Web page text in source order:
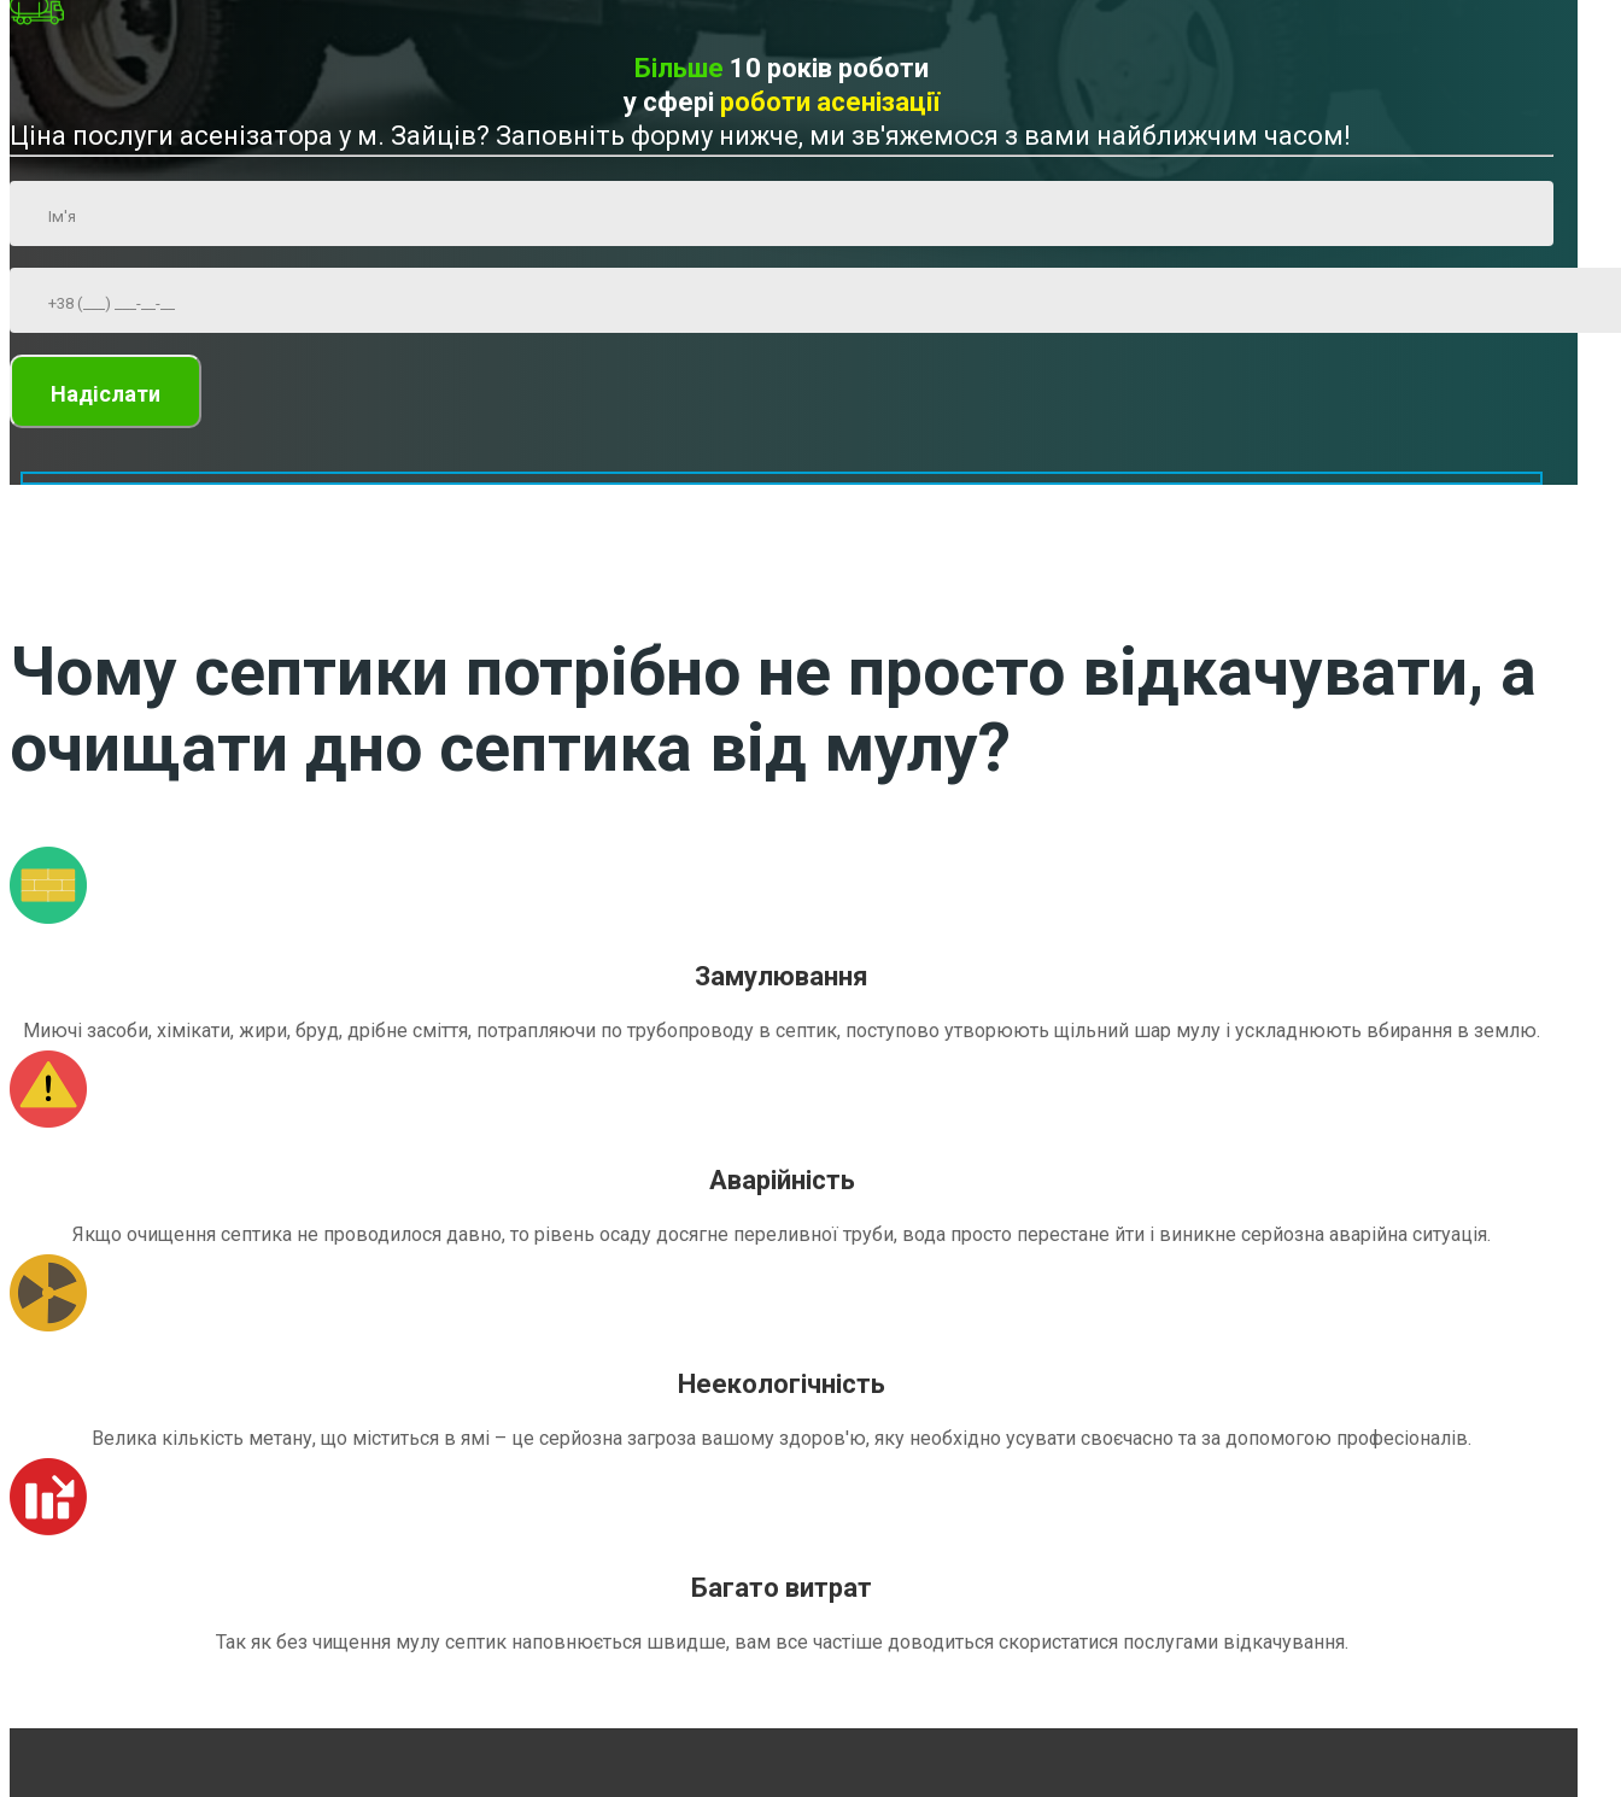
Більше 10 років роботи
у сфері роботи асенізації
Ціна послуги асенізатора у м. Зайців? Заповніть форму нижче, ми зв'яжемося з вами найближчим часом!
Чому септики потрібно не просто відкачувати, а
очищати дно септика від мулу?
Замулювання
Миючі засоби, хімікати, жири, бруд, дрібне сміття, потрапляючи по трубопроводу в септик, поступово утворюють щільний шар мулу і ускладнюють вбирання в землю.
Аварійність
Якщо очищення септика не проводилося давно, то рівень осаду досягне переливної труби, вода просто перестане йти і виникне серйозна аварійна ситуація.
Неекологічність
Велика кількість метану, що міститься в ямі – це серйозна загроза вашому здоров'ю, яку необхідно усувати своєчасно та за допомогою професіоналів.
Багато витрат
Так як без чищення мулу септик наповнюється швидше, вам все частіше доводиться скористатися послугами відкачування.